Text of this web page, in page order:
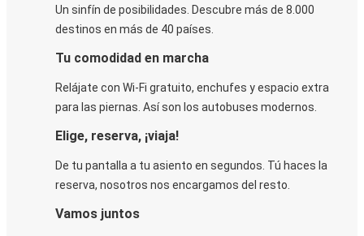
Un sinfín de posibilidades. Descubre más de 8.000
destinos en más de 40 países.
Tu comodidad en marcha
Relájate con Wi-Fi gratuito, enchufes y espacio extra
para las piernas. Así son los autobuses modernos.
Elige, reserva, ¡viaja!
De tu pantalla a tu asiento en segundos. Tú haces la
reserva, nosotros nos encargamos del resto.
Vamos juntos